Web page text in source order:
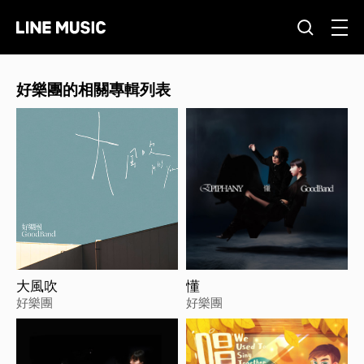
好樂團的相關專輯列表
大風吹
好樂團
懂
好樂團